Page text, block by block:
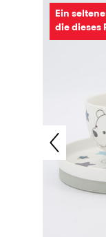
Ein
die dieses